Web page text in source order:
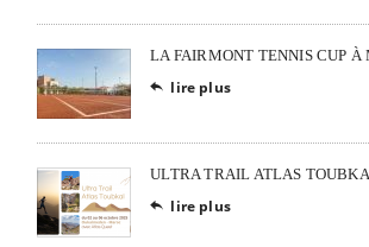
LA FAIRMONT TENNIS CUP
 lire plus
ULTRA TRAIL ATLAS
 lire plus